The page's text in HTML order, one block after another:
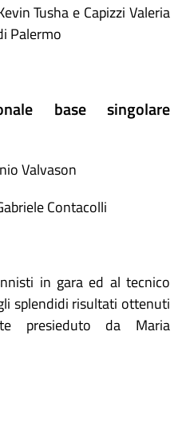
Tusha e Capizzi Valeria
Palermo
base singolare
Valvason
Contacolli
in gara ed al tecnico
splendidi risultati ottenuti
presieduto da Maria